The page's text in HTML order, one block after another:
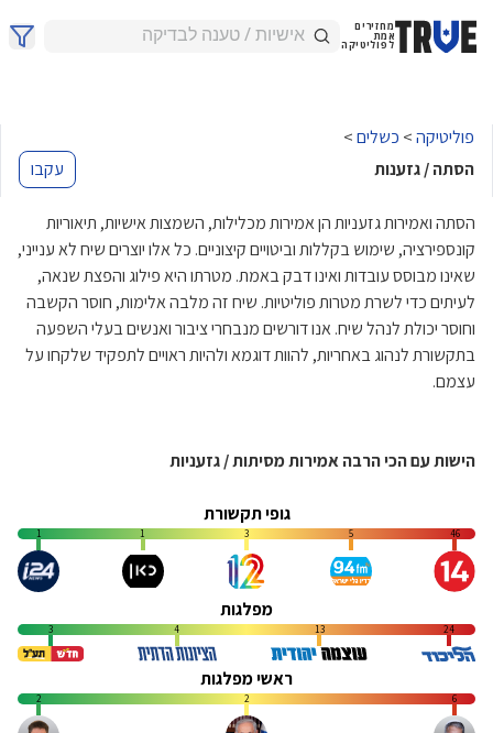
מחזירים
אמת
לפוליטיקה
פוליטיקה> כשלים>
הסתה / גזענות
עקבו
הסתה ואמירות גזעניות הן אמירות מכלילות, השמצות אישיות, תיאוריות
קונספירציה, שימוש בקללות וביטויים קיצוניים. כל אלו יוצרים שיח לא ענייני,
שאינו מבוסס עובדות ואינו דבק באמת. מטרתו היא פילוג והפצת שנאה,
לעיתים כדי לשרת מטרות פוליטיות. שיח זה מלבה אלימות, חוסר הקשבה
וחוסר יכולת לנהל שיח. אנו דורשים מנבחרי ציבור ואנשים בעלי השפעה
בתקשורת לנהוג באחריות, להוות דוגמא ולהיות ראויים לתפקיד שלקחו על
עצמם.
הישות עם הכי הרבה אמירות מסיתות / גזעניות
גופי תקשורת
1 1 3 5 46
מפלגות
3 4 13 24
ראשי מפלגות
2 2 6